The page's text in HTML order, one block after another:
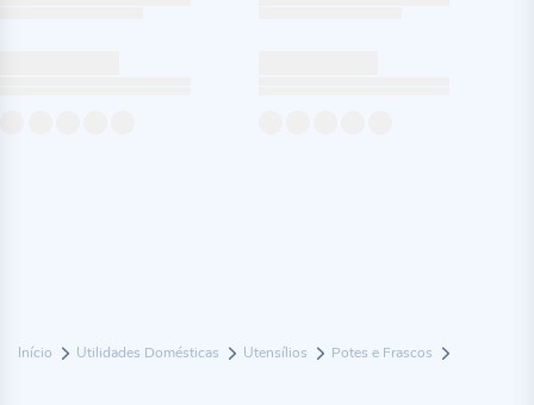
Início Utilidades Domésticas Utensílios Potes e Frascos